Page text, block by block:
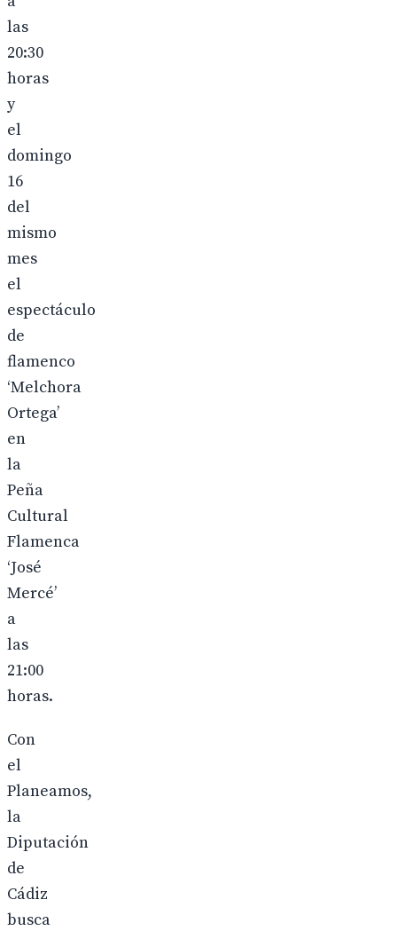
las
20:30
horas
y
el
domingo
16
del
mismo
mes
el
espectáculo
de
flamenco
‘Melchora
Ortega’
en
la
Peña
Cultural
Flamenca
‘José
Mercé’
a
las
21:00
horas.
Con
el
Planeamos,
la
Diputación
de
Cádiz
busca